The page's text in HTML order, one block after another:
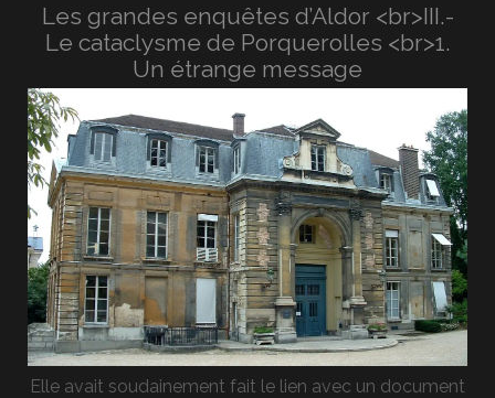
Les grandes enquêtes d’Aldor <br>III.-
Le cataclysme de Porquerolles <br>1.
Un étrange message
Elle avait soudainement fait le lien avec un document